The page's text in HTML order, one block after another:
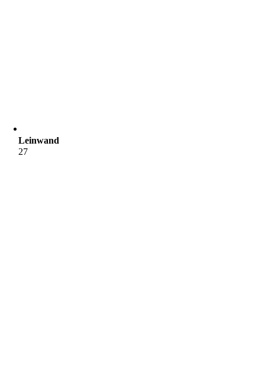
Leinwand
27